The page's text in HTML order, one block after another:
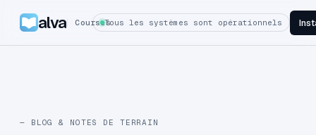
alva CoursesTous les systèmes sont opérationnels
— BLOG & NOTES DE TERRAIN